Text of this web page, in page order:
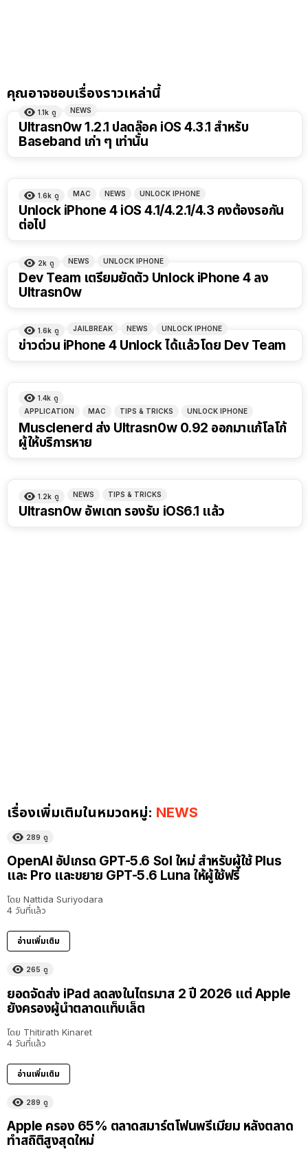
คุณอาจชอบเรื่องราวเหล่านี้
1.1k ดู NEWS
Ultrasn0w 1.2.1 ปลดล๊อค iOS 4.3.1 สำหรับ
Baseband เก่า ๆ เท่านั้น
1.6k ดู MAC NEWS UNLOCK IPHONE
Unlock iPhone 4 iOS 4.1/4.2.1/4.3 คงต้องรอกัน
ต่อไป
2k ดู NEWS UNLOCK IPHONE
Dev Team เตรียมยัดตัว Unlock iPhone 4 ลง
Ultrasn0w
1.6k ดู JAILBREAK NEWS UNLOCK IPHONE
ข่าวด่วน iPhone 4 Unlock ได้แล้วโดย Dev Team
1.4k ดู
APPLICATION
MAC TIPS & TRICKS UNLOCK IPHONE
Musclenerd ส่ง Ultrasn0w 0.92 ออกมาแก้โลโก้
ผู้ให้บริการหาย
1.2k ดู NEWS TIPS & TRICKS
Ultrasn0w อัพเดท รองรับ iOS6.1 แล้ว
เรื่องเพิ่มเติมในหมวดหมู่: NEWS
289 ดู
OpenAI อัปเกรด GPT-5.6 Sol ใหม่ สำหรับผู้ใช้ Plus
และ Pro และขยาย GPT-5.6 Luna ให้ผู้ใช้ฟรี
โดย Nattida Suriyodara
4 วันที่แล้ว
อ่านเพิ่มเติม
265 ดู
ยอดจัดส่ง iPad ลดลงในไตรมาส 2 ปี 2026 แต่ Apple
ยังครองผู้นำตลาดแท็บเล็ต
โดย Thitirath Kinaret
4 วันที่แล้ว
อ่านเพิ่มเติม
289 ดู
Apple ครอง 65% ตลาดสมาร์ตโฟนพรีเมียม หลังตลาด
ทำสถิติสูงสุดใหม่